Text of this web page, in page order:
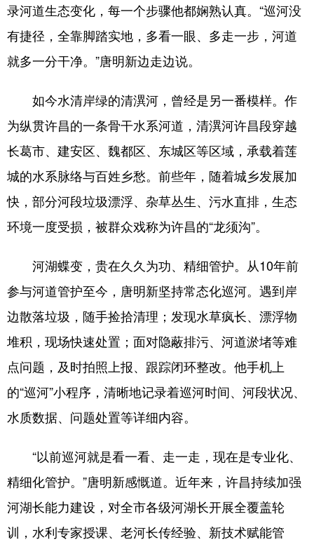
陕西 甘肃
多语种频道
English Español Français
عربى Русский язык
日本語 한국어 Deutsch
Português
录河道生态变化，每一个步骤他都娴熟认真。“巡河没
有捷径，全靠脚踏实地，多看一眼、多走一步，河道
就多一分干净。”唐明新边走边说。
如今水清岸绿的清潩河，曾经是另一番模样。作
为纵贯许昌的一条骨干水系河道，清潩河许昌段穿越
长葛市、建安区、魏都区、东城区等区域，承载着莲
城的水系脉络与百姓乡愁。前些年，随着城乡发展加
快，部分河段垃圾漂浮、杂草丛生、污水直排，生态
环境一度受损，被群众戏称为许昌的“龙须沟”。
河湖蝶变，贵在久久为功、精细管护。从10年前
参与河道管护至今，唐明新坚持常态化巡河。遇到岸
边散落垃圾，随手捡拾清理；发现水草疯长、漂浮物
堆积，现场快速处置；面对隐蔽排污、河道淤堵等难
点问题，及时拍照上报、跟踪闭环整改。他手机上
的“巡河”小程序，清晰地记录着巡河时间、河段状况、
水质数据、问题处置等详细内容。
“以前巡河就是看一看、走一走，现在是专业化、
精细化管护。”唐明新感慨道。近年来，许昌持续加强
河湖长能力建设，对全市各级河湖长开展全覆盖轮
训，水利专家授课、老河长传经验、新技术赋能管